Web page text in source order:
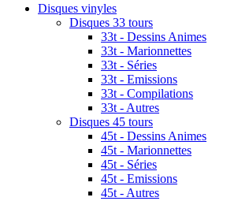
Disques vinyles
Disques 33 tours
33t - Dessins Animes
33t - Marionnettes
33t - Séries
33t - Emissions
33t - Compilations
33t - Autres
Disques 45 tours
45t - Dessins Animes
45t - Marionnettes
45t - Séries
45t - Emissions
45t - Autres